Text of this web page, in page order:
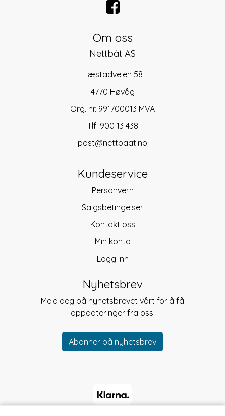
Om oss
Nettbåt AS
Hæstadveien 58
4770 Høvåg
Org. nr. 991700013 MVA
Tlf: 900 13 438
post@nettbaat.no
Kundeservice
Personvern
Salgsbetingelser
Kontakt oss
Min konto
Logg inn
Nyhetsbrev
Meld deg på nyhetsbrevet vårt for å få
oppdateringer fra oss.
Abonner på nyhetsbrev